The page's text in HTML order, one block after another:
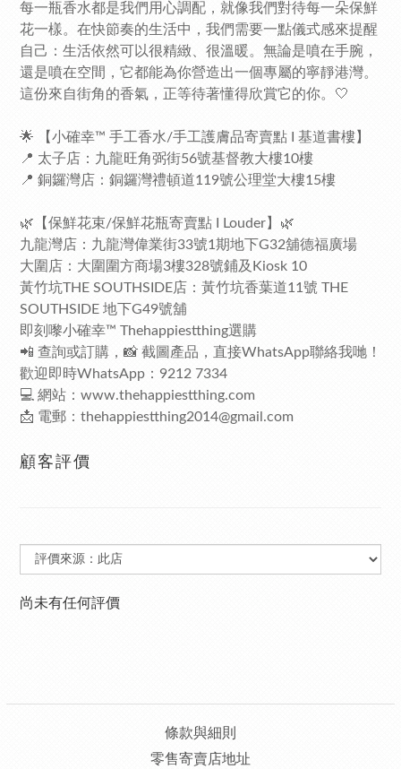
每一瓶香水都是我們用心調配，就像我們對待每一朵保鮮
花一樣。在快節奏的生活中，我們需要一點儀式感來提醒
自己：生活依然可以很精緻、很溫暖。無論是噴在手腕，
還是噴在空間，它都能為你營造出一個專屬的寧靜港灣。
這份來自街角的香氣，正等待著懂得欣賞它的你。🤍
🌟 【小確幸™ 手工香水/手工護膚品寄賣點 I 基道書樓】
📍 太子店：九龍旺角弼街56號基督教大樓10樓
📍 銅鑼灣店：銅鑼灣禮頓道119號公理堂大樓15樓
🌿【保鮮花束/保鮮花瓶寄賣點 I Louder】🌿
九龍灣店：九龍灣偉業街33號1期地下G32舖德福廣場
大圍店：大圍圍方商場3樓328號鋪及Kiosk 10
黃竹坑THE SOUTHSIDE店：黃竹坑香葉道11號 THE
SOUTHSIDE 地下G49號舖
即刻嚟小確幸™ Thehappiestthing選購
📲 查詢或訂購，📸 截圖產品，直接WhatsApp聯絡我哋！
歡迎即時WhatsApp：9212 7334
💻 網站： www.thehappiestthing.com
📩 電郵： thehappiestthing2014@gmail.com
顧客評價
尚未有任何評價
條款與細則
零售寄賣店地址